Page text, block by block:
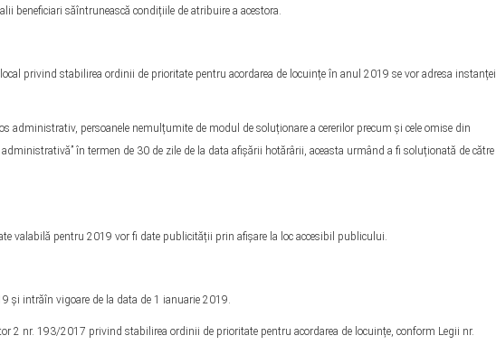
beneficiari săîntrunească condițiile de atribuire a acestora.
privind stabilirea ordinii de prioritate pentru acordarea de locuințe în anul 2019 se vor adresa instanței
persoanele nemulțumite de modul de soluționare a cererilor precum și cele omise din
în termen de 30 de zile de la data afișării hotărârii, aceasta urmând a fi soluționată de către
valabilă pentru 2019 vor fi date publicității prin afișare la loc accesibil publicului.
și intrăîn vigoare de la data de 1 ianuarie 2019.
2 nr. 193/2017 privind stabilirea ordinii de prioritate pentru acordarea de locuințe, conform Legii nr.